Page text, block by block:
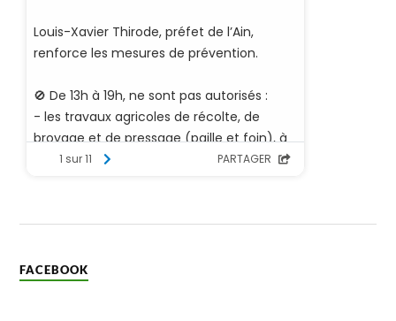
FACEBOOK